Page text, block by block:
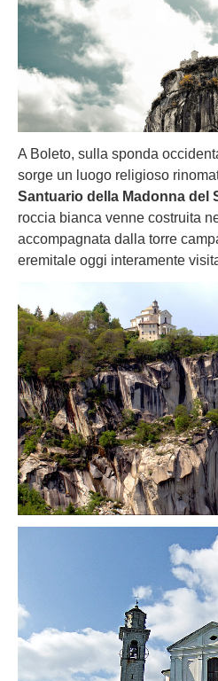
A Boleto, sulla sponda
sorge un luogo religioso
Santuario della Madonna del
roccia bianca venne costruita
accompagnata dalla torre
eremitale oggi interamente